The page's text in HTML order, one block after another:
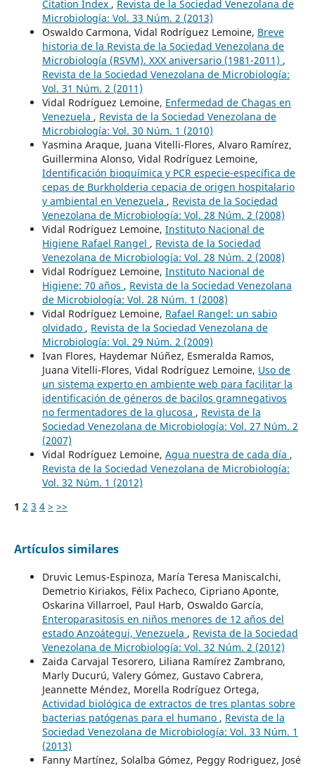
Citation Index , Revista de la Sociedad Venezolana de
Microbiología: Vol. 33 Núm. 2 (2013)
Oswaldo Carmona, Vidal Rodríguez Lemoine, Breve
historia de la Revista de la Sociedad Venezolana de
Microbiología (RSVM). XXX aniversario (1981-2011) ,
Revista de la Sociedad Venezolana de Microbiología:
Vol. 31 Núm. 2 (2011)
Vidal Rodríguez Lemoine, Enfermedad de Chagas en
Venezuela , Revista de la Sociedad Venezolana de
Microbiología: Vol. 30 Núm. 1 (2010)
Yasmina Araque, Juana Vitelli-Flores, Alvaro Ramírez,
Guillermina Alonso, Vidal Rodríguez Lemoine,
Identificación bioquímica y PCR especie-específica de
cepas de Burkholderia cepacia de origen hospitalario
y ambiental en Venezuela , Revista de la Sociedad
Venezolana de Microbiología: Vol. 28 Núm. 2 (2008)
Vidal Rodríguez Lemoine, Instituto Nacional de
Higiene Rafael Rangel , Revista de la Sociedad
Venezolana de Microbiología: Vol. 28 Núm. 2 (2008)
Vidal Rodríguez Lemoine, Instituto Nacional de
Higiene: 70 años , Revista de la Sociedad Venezolana
de Microbiología: Vol. 28 Núm. 1 (2008)
Vidal Rodríguez Lemoine, Rafael Rangel: un sabio
olvidado , Revista de la Sociedad Venezolana de
Microbiología: Vol. 29 Núm. 2 (2009)
Ivan Flores, Haydemar Núñez, Esmeralda Ramos,
Juana Vitelli-Flores, Vidal Rodríguez Lemoine, Uso de
un sistema experto en ambiente web para facilitar la
identificación de géneros de bacilos gramnegativos
no fermentadores de la glucosa , Revista de la
Sociedad Venezolana de Microbiología: Vol. 27 Núm. 2
(2007)
Vidal Rodríguez Lemoine, Agua nuestra de cada día ,
Revista de la Sociedad Venezolana de Microbiología:
Vol. 32 Núm. 1 (2012)
1 2 3 4 > >>
Artículos similares
Druvic Lemus-Espinoza, María Teresa Maniscalchi,
Demetrio Kiriakos, Félix Pacheco, Cipriano Aponte,
Oskarina Villarroel, Paul Harb, Oswaldo García,
Enteroparasitosis en niños menores de 12 años del
estado Anzoátegui, Venezuela , Revista de la Sociedad
Venezolana de Microbiología: Vol. 32 Núm. 2 (2012)
Zaida Carvajal Tesorero, Liliana Ramírez Zambrano,
Marly Ducurú, Valery Gómez, Gustavo Cabrera,
Jeannette Méndez, Morella Rodríguez Ortega,
Actividad biológica de extractos de tres plantas sobre
bacterias patógenas para el humano , Revista de la
Sociedad Venezolana de Microbiología: Vol. 33 Núm. 1
(2013)
Fanny Martínez, Solalba Gómez, Peggy Rodriguez, José